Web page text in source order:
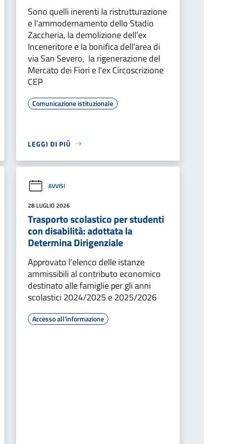
Sono quelli inerenti la ristrutturazione
e l'ammodernamento dello Stadio
Zaccheria, la demolizione dell’ex
Inceneritore e la bonifica dell'area di
via San Severo, la rigenerazione del
Mercato dei Fiori e l'ex Circoscrizione
CEP
Comunicazione istituzionale
LEGGI DI PIÙ
AVVISI
28 LUGLIO 2026
Trasporto scolastico per studenti
con disabilità: adottata la
Determina Dirigenziale
Approvato l’elenco delle istanze
ammissibili al contributo economico
destinato alle famiglie per gli anni
scolastici 2024/2025 e 2025/2026
Accesso all'informazione